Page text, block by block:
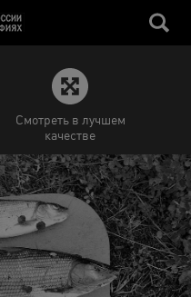
Смотреть в лучшем
качестве